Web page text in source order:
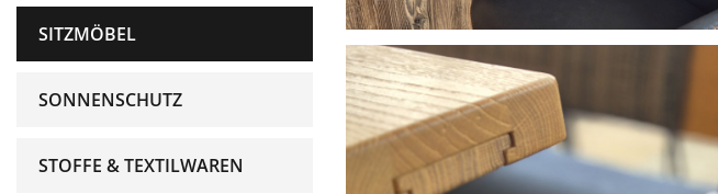
SITZMÖBEL
SONNENSCHUTZ
STOFFE & TEXTILWAREN